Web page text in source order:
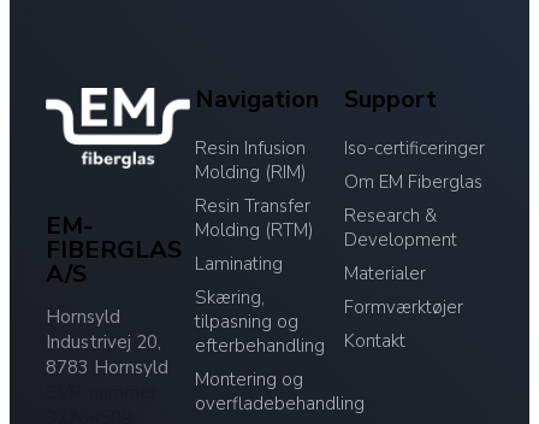
EM-
FIBERGLAS
A/S
Hornsyld
Industrivej 20,
8783 Hornsyld
Navigation
Resin Infusion
Molding (RIM)
Resin Transfer
Molding (RTM)
Laminating
Skæring,
tilpasning og
efterbehandling
Montering og
overfladebehandling
Support
Iso-certificeringer
Om EM Fiberglas
Research &
Development
Materialer
Formværktøjer
Kontakt